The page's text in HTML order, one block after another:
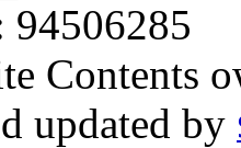
Contents
updated by